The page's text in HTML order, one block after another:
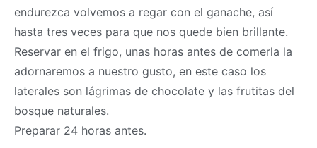
endurezca volvemos a regar con el ganache, así
hasta tres veces para que nos quede bien brillante.
Reservar en el frigo, unas horas antes de comerla la
adornaremos a nuestro gusto, en este caso los
laterales son lágrimas de chocolate y las frutitas del
bosque naturales.
Preparar 24 horas antes.